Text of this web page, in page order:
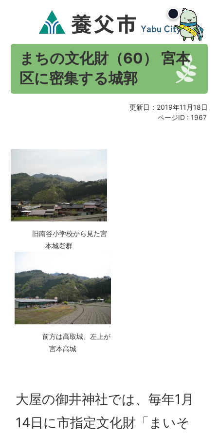
まちの文化財（60） 宮本
区に密集する城郭
更新日：2019年11月18日
ページID : 1967
旧南谷小学校から見た宮
本城砦群
前方は高取城、左上が
宮本高城
大屋の御井神社では、毎年1月
14日に市指定文化財「まいそ